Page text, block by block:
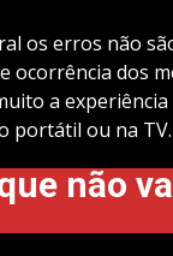
os erros não
ocorrência dos
a
portátil ou na TV.
não